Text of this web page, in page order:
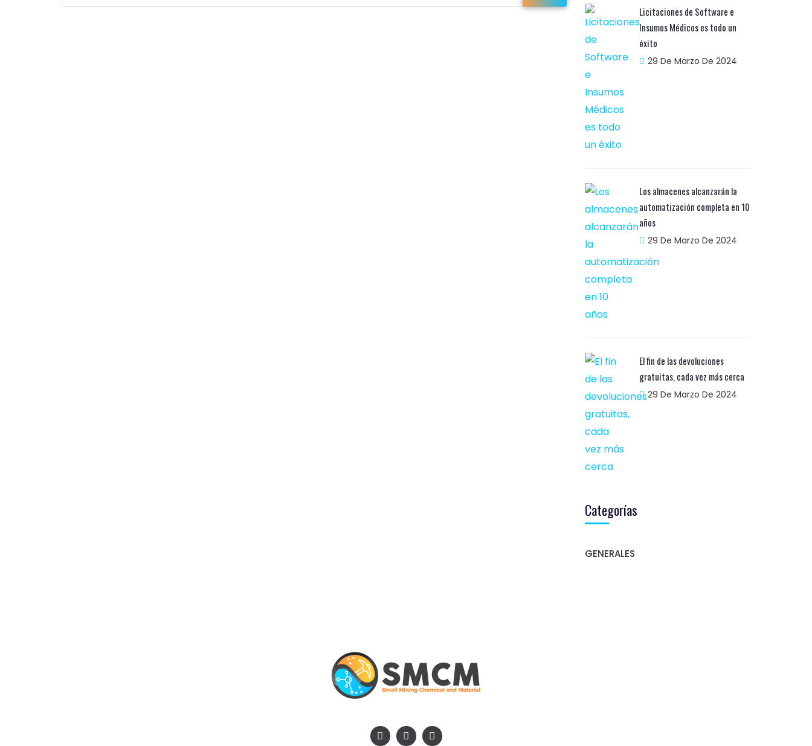
Licitaciones de Software e
Insumos Médicos es todo un
éxito
29 De Marzo De 2024
Los almacenes alcanzarán la
automatización completa en 10
años
29 De Marzo De 2024
El fin de las devoluciones
gratuitas, cada vez más cerca
29 De Marzo De 2024
Categorías
GENERALES